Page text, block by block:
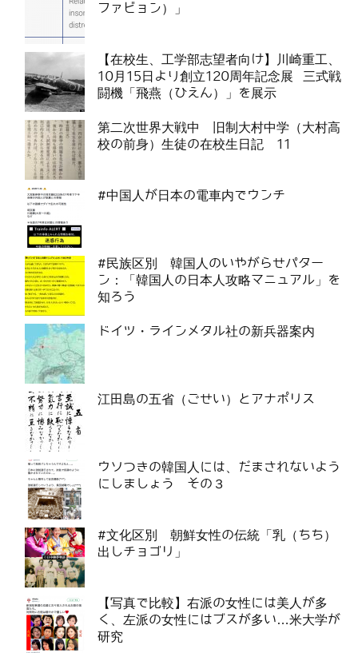
ファビョン）」
【在校生、工学部志望者向け】川崎重工、
10月15日より創立120周年記念展 三式戦
闘機「飛燕（ひえん）」を展示
第二次世界大戦中 旧制大村中学（大村高
校の前身）生徒の在校生日記 11
#中国人が日本の電車内でウンチ
#民族区別 韓国人のいやがらせパター
ン：「韓国人の日本人攻略マニュアル」を
知ろう
ドイツ・ラインメタル社の新兵器案内
江田島の五省（ごせい）とアナポリス
ウソつきの韓国人には、だまされないよう
にしましょう その３
#文化区別 朝鮮女性の伝統「乳（ちち）
出しチョゴリ」
【写真で比較】右派の女性には美人が多
く、左派の女性にはブスが多い…米大学が
研究